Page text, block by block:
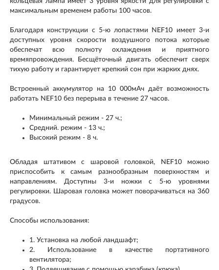
максимальным временем работы 100 часов.
Благодаря конструкции с 5-ю лопастями NEF10 имеет 3-и
доступных уровня скорости воздушного потока которые
обеспечат всю полноту охлаждения и приятного
времяпровождения. Бесщёточный двигать обеспечит сверх
тихую работу и гарантирует крепкий сон при жарких днях.
Встроенный аккумулятор на 10 000мАч даёт возможность
работать NEF10 без перерыва в течение 27 часов.
Минимальный режим - 27 ч.;
Средний. режим - 13 ч.;
Высокий режим - 8 ч.
Обладая штативом с шаровой головкой, NEF10 можно
приспособить к самым разнообразным поверхностям и
направлениям. Доступны 3-и ножки с 5-ю уровнями
регулировки. Шаровая головка может поворачиваться на 360
градусов.
Способы использования:
1. Установка на любой ландшафт;
2. Использование в качестве портативного
вентилятора;